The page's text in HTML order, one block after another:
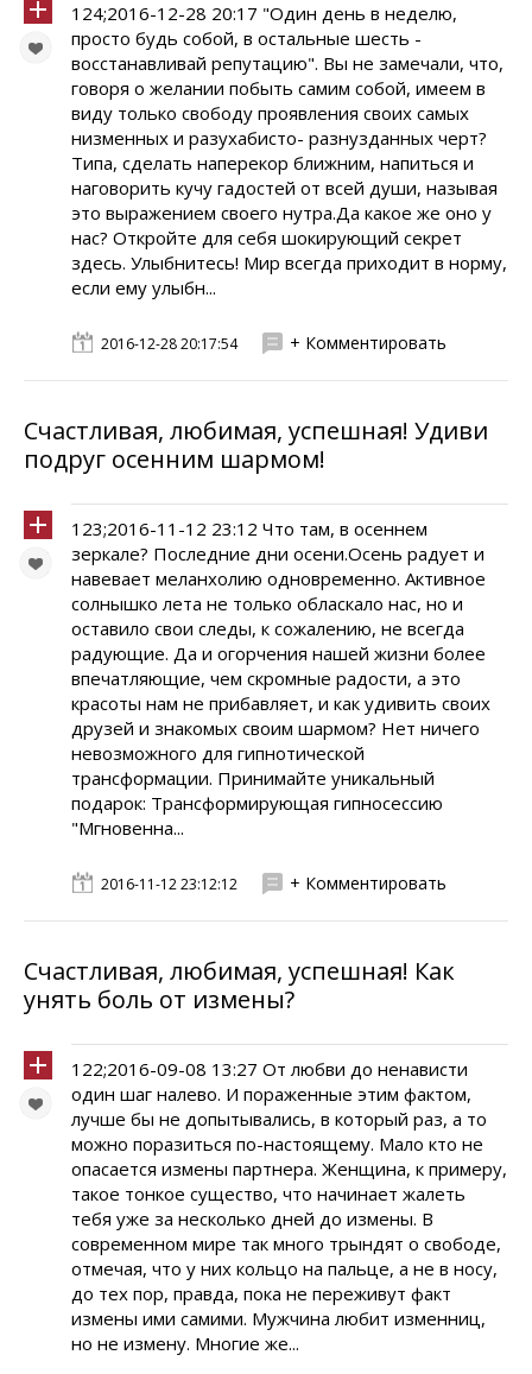
124;2016-12-28 20:17 "Один день в неделю,
просто будь собой, в остальные шесть -
восстанавливай репутацию". Вы не замечали, что,
говоря о желании побыть самим собой, имеем в
виду только свободу проявления своих самых
низменных и разухабисто- разнузданных черт?
Типа, сделать наперекор ближним, напиться и
наговорить кучу гадостей от всей души, называя
это выражением своего нутра.Да какое же оно у
нас? Откройте для себя шокирующий секрет
здесь. Улыбнитесь! Мир всегда приходит в норму,
если ему улыбн...
2016-12-28 20:17:54 + Комментировать
Счастливая, любимая, успешная! Удиви
подруг осенним шармом!
123;2016-11-12 23:12 Что там, в осеннем
зеркале? Последние дни осени.Осень радует и
навевает меланxолию одновременно. Активное
солнышко лета не только обласкало нас, но и
оставило свои следы, к сожалению, не всегда
радующие. Да и огорчения нашей жизни более
впечатляющие, чем скромные радости, а это
красоты нам не прибавляет, и как удивить своих
друзей и знакомых своим шармом? Нет ничего
невозможного для гипнотической
трансформации. Принимайте уникальный
подарок: Трансформирующая гипносессию
"Мгновенна...
2016-11-12 23:12:12 + Комментировать
Счастливая, любимая, успешная! Как
унять боль от измены?
122;2016-09-08 13:27 От любви до ненависти
один шаг налево. И пораженные этим фактом,
лучше бы не допытывались, в который раз, а то
можно поразиться по-настоящему. Мало кто не
опасается измены партнера. Женщина, к примеру,
такое тонкое существо, что начинает жалеть
тебя уже за несколько дней до измены. В
современном мире так много трындят о свободе,
отмечая, что у них кольцо на пальце, а не в носу,
до тех пор, правда, пока не переживут факт
измены ими самими. Мужчина любит изменниц,
но не измену. Многие же...